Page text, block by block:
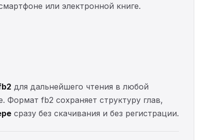
или электронной книге.
для дальнейшего чтения в любой
Формат fb2 сохраняет структуру глав,
сразу без скачивания и без регистрации.